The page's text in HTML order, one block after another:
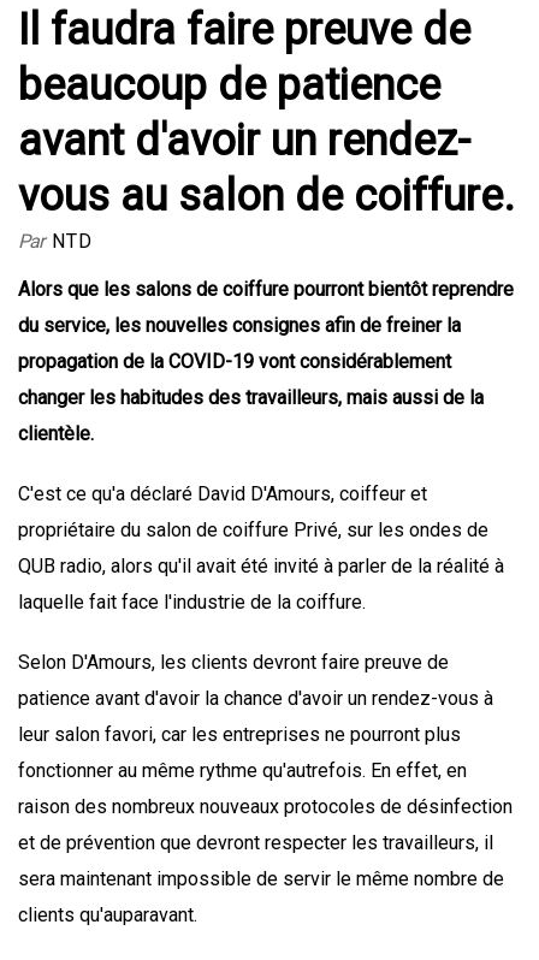
Il faudra faire preuve de
beaucoup de patience
avant d'avoir un rendez-
vous au salon de coiffure.
Par NTD
Alors que les salons de coiffure pourront bientôt reprendre
du service, les nouvelles consignes afin de freiner la
propagation de la COVID-19 vont considérablement
changer les habitudes des travailleurs, mais aussi de la
clientèle.
C'est ce qu'a déclaré David D'Amours, coiffeur et
propriétaire du salon de coiffure Privé, sur les ondes de
QUB radio, alors qu'il avait été invité à parler de la réalité à
laquelle fait face l'industrie de la coiffure.
Selon D'Amours, les clients devront faire preuve de
patience avant d'avoir la chance d'avoir un rendez-vous à
leur salon favori, car les entreprises ne pourront plus
fonctionner au même rythme qu'autrefois. En effet, en
raison des nombreux nouveaux protocoles de désinfection
et de prévention que devront respecter les travailleurs, il
sera maintenant impossible de servir le même nombre de
clients qu'auparavant.